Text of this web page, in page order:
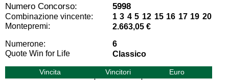
Numero Concorso: 5998
Combinazione vincente:
1 3 4 5 12 15 16 17 19 20
Montepremi:
2.663,05 €
Numerone:
6
Quote Win for Life
Classico
Vincita Vincitori
Euro